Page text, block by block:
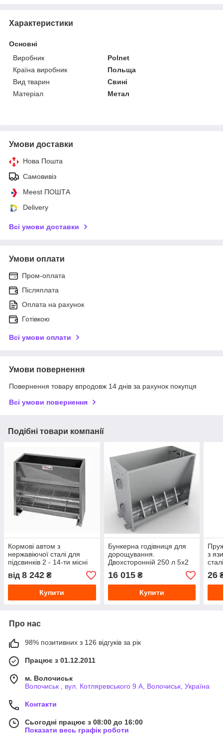
Характеристики
Основні
Виробник
Polnet
Країна виробник
Польща
Вид тварин
Свині
Матеріал
Метал
Умови доставки
Нова Пошта
Самовивіз
Meest ПОШТА
Delivery
Всі умови доставки
Умови оплати
Пром-оплата
Післяплата
Оплата на рахунок
Готівкою
Всі умови оплати
Умови повернення
Повернення товару впродовж 14 днів за рахунок покупця
Всі умови повернення
Подібні товари компанії
Кормові автом з
нержавіючої сталі для
підсвинків 2 - 14-ти місні
від 8 242 ₴
Купити
Бункерна годівниця для
дорощування.
Двохсторонній 250 л 5х2
16 015₴
Купити
з
26
Про нас
98% позитивних з 126 відгуків за рік
Працює з 01.12.2011
м. Волочиськ
Волочиськ , вул. Котляревського 9 А, Волочиськ, Україна
Контакти
Сьогодні працює з 08:00 до 16:00
Показати весь графік роботи